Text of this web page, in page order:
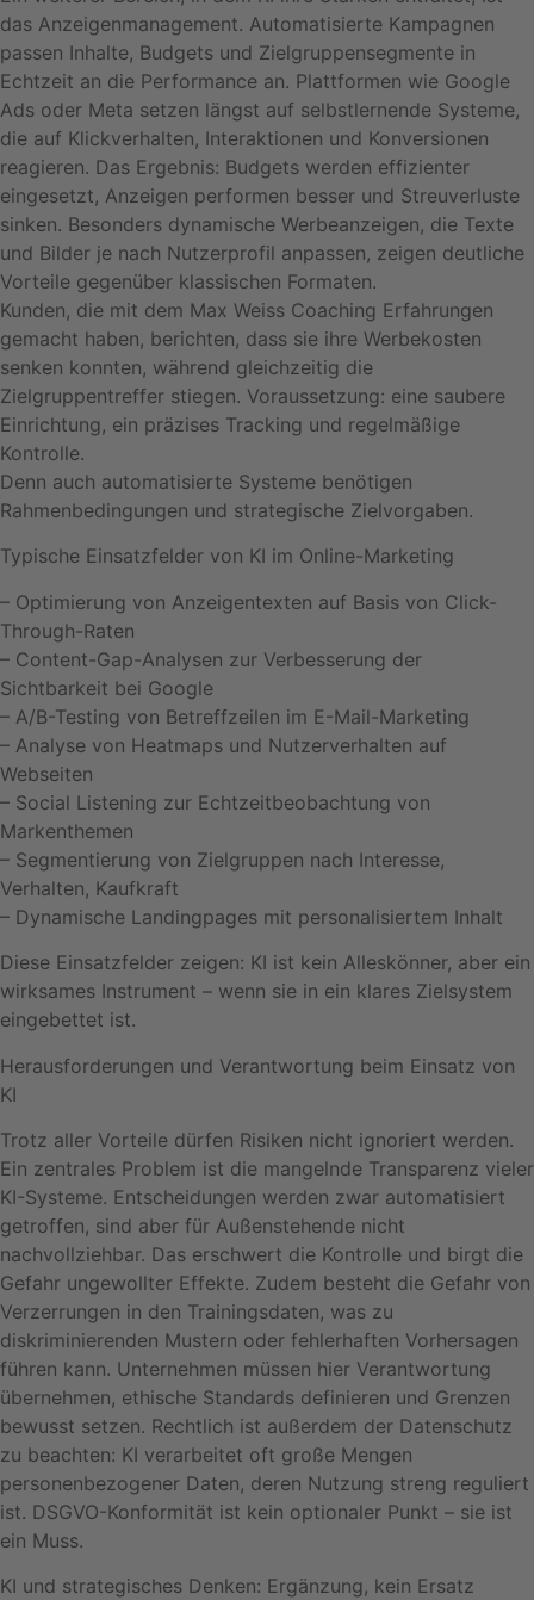
das Anzeigenmanagement. Automatisierte Kampagnen
passen Inhalte, Budgets und Zielgruppensegmente in
Echtzeit an die Performance an. Plattformen wie Google
Ads oder Meta setzen längst auf selbstlernende Systeme,
die auf Klickverhalten, Interaktionen und Konversionen
reagieren. Das Ergebnis: Budgets werden effizienter
eingesetzt, Anzeigen performen besser und Streuverluste
sinken. Besonders dynamische Werbeanzeigen, die Texte
und Bilder je nach Nutzerprofil anpassen, zeigen deutliche
Vorteile gegenüber klassischen Formaten.
Kunden, die mit dem Max Weiss Coaching Erfahrungen
gemacht haben, berichten, dass sie ihre Werbekosten
senken konnten, während gleichzeitig die
Zielgruppentreffer stiegen. Voraussetzung: eine saubere
Einrichtung, ein präzises Tracking und regelmäßige
Kontrolle.
Denn auch automatisierte Systeme benötigen
Rahmenbedingungen und strategische Zielvorgaben.
Typische Einsatzfelder von KI im Online-Marketing
– Optimierung von Anzeigentexten auf Basis von Click-
Through-Raten
– Content-Gap-Analysen zur Verbesserung der
Sichtbarkeit bei Google
– A/B-Testing von Betreffzeilen im E-Mail-Marketing
– Analyse von Heatmaps und Nutzerverhalten auf
Webseiten
– Social Listening zur Echtzeitbeobachtung von
Markenthemen
– Segmentierung von Zielgruppen nach Interesse,
Verhalten, Kaufkraft
– Dynamische Landingpages mit personalisiertem Inhalt
Diese Einsatzfelder zeigen: KI ist kein Alleskönner, aber ein
wirksames Instrument – wenn sie in ein klares Zielsystem
eingebettet ist.
Herausforderungen und Verantwortung beim Einsatz von
KI
Trotz aller Vorteile dürfen Risiken nicht ignoriert werden.
Ein zentrales Problem ist die mangelnde Transparenz vieler
KI-Systeme. Entscheidungen werden zwar automatisiert
getroffen, sind aber für Außenstehende nicht
nachvollziehbar. Das erschwert die Kontrolle und birgt die
Gefahr ungewollter Effekte. Zudem besteht die Gefahr von
Verzerrungen in den Trainingsdaten, was zu
diskriminierenden Mustern oder fehlerhaften Vorhersagen
führen kann. Unternehmen müssen hier Verantwortung
übernehmen, ethische Standards definieren und Grenzen
bewusst setzen. Rechtlich ist außerdem der Datenschutz
zu beachten: KI verarbeitet oft große Mengen
personenbezogener Daten, deren Nutzung streng reguliert
ist. DSGVO-Konformität ist kein optionaler Punkt – sie ist
ein Muss.
KI und strategisches Denken: Ergänzung, kein Ersatz